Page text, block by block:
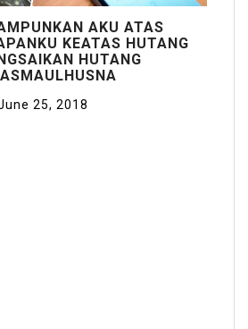
AKU ATAS
KEATAS HUTANG
HUTANG
25, 2018